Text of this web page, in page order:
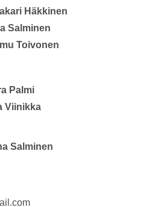
Häkkinen
Salminen
Toivonen
Palmi
Viinikka
Salminen